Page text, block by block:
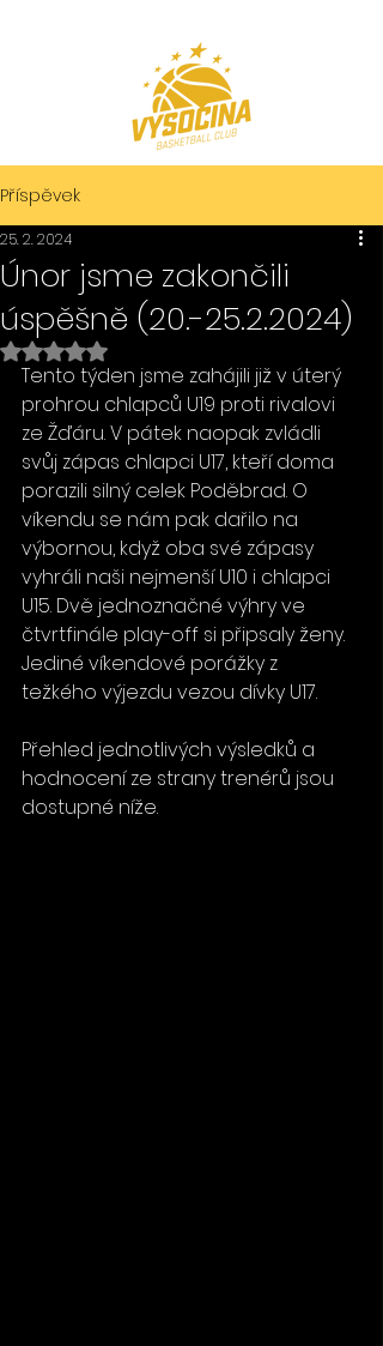
Příspěvek
Únor jsme zakončili
úspěšně (20.-25.2.2024)
25. 2. 2024
Hodnoceno NaN z 5 hvězdiček.
Tento týden jsme zahájili již v úterý
prohrou chlapců U19 proti rivalovi
ze Žďáru. V pátek naopak zvládli
svůj zápas chlapci U17, kteří doma
porazili silný celek Poděbrad. O
víkendu se nám pak dařilo na
výbornou, když oba své zápasy
vyhráli naši nejmenší U10 i chlapci
U15. Dvě jednoznačné výhry ve
čtvrtfinále play-off si připsaly ženy.
Jediné víkendové porážky z
težkého výjezdu vezou dívky U17.
Přehled jednotlivých výsledků a
hodnocení ze strany trenérů jsou
dostupné níže.